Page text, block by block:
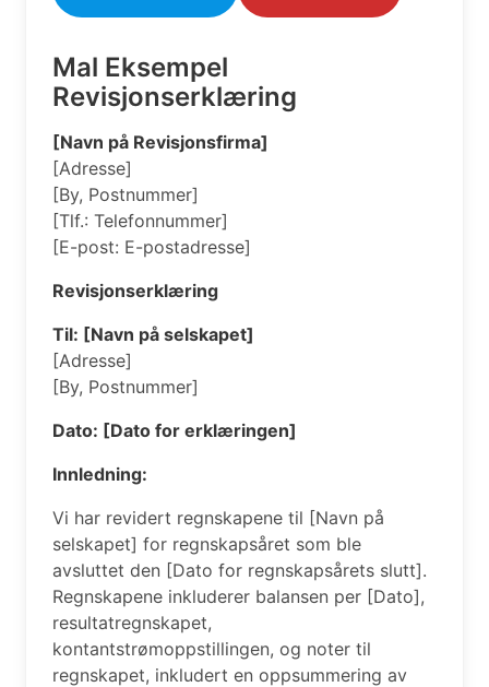
Mal Eksempel
Revisjonserklæring
[Navn på Revisjonsfirma]
[Adresse]
[By, Postnummer]
[Tlf.: Telefonnummer]
[E-post: E-postadresse]
Revisjonserklæring
Til: [Navn på selskapet]
[Adresse]
[By, Postnummer]
Dato: [Dato for erklæringen]
Innledning:
Vi har revidert regnskapene til [Navn på
selskapet] for regnskapsåret som ble
avsluttet den [Dato for regnskapsårets slutt].
Regnskapene inkluderer balansen per [Dato],
resultatregnskapet,
kontantstrømoppstillingen, og noter til
regnskapet, inkludert en oppsummering av